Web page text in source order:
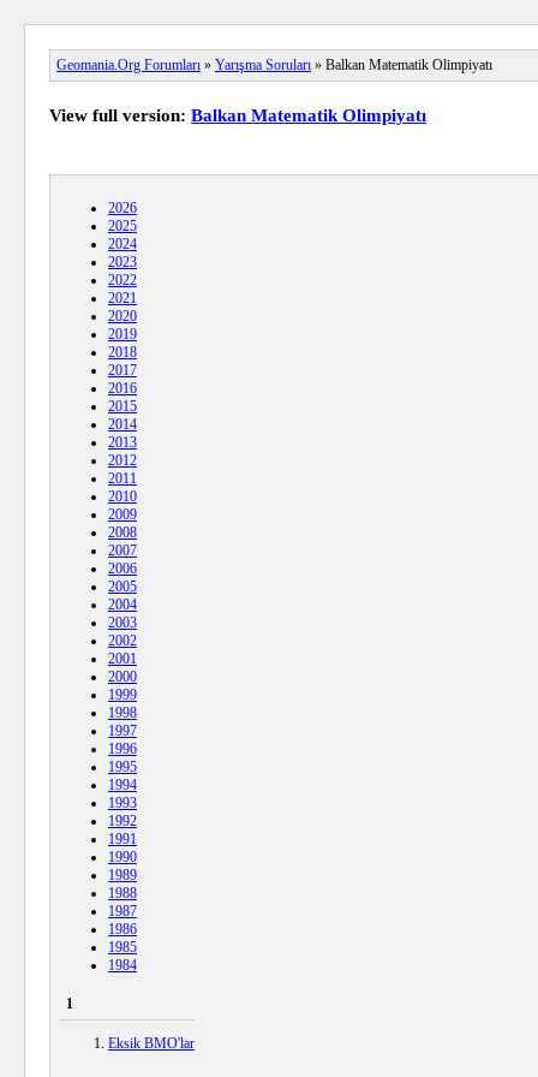
Geomania.Org Forumları » Yarışma Soruları » Balkan Matematik Olimpiyatı
View full version: Balkan Matematik Olimpiyatı
2026
2025
2024
2023
2022
2021
2020
2019
2018
2017
2016
2015
2014
2013
2012
2011
2010
2009
2008
2007
2006
2005
2004
2003
2002
2001
2000
1999
1998
1997
1996
1995
1994
1993
1992
1991
1990
1989
1988
1987
1986
1985
1984
1
Eksik BMO'lar